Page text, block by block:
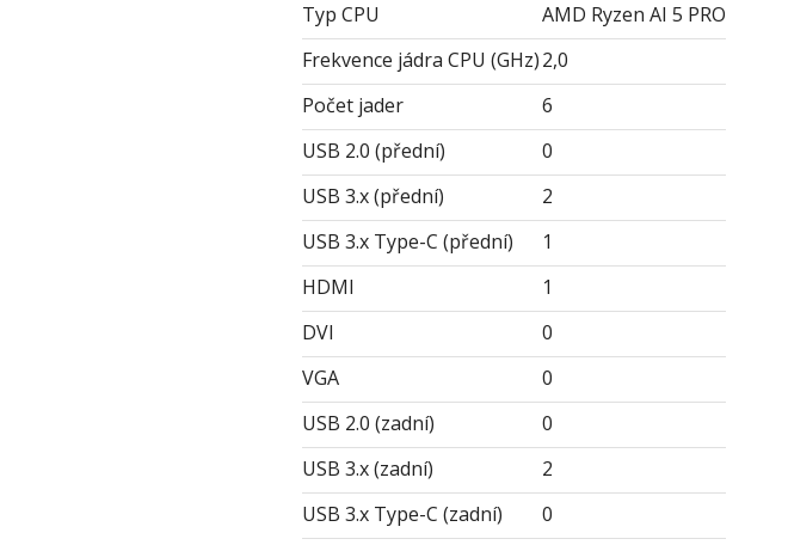
Typ CPU
AMD Ryzen AI 5 PRO
Frekvence jádra CPU (GHz)2,0
Počet jader
6
USB 2.0 (přední)
0
USB 3.x (přední)
2
USB 3.x Type-C (přední)
1
HDMI
1
DVI
0
VGA
0
USB 2.0 (zadní)
0
USB 3.x (zadní)
2
USB 3.x Type-C (zadní)
0